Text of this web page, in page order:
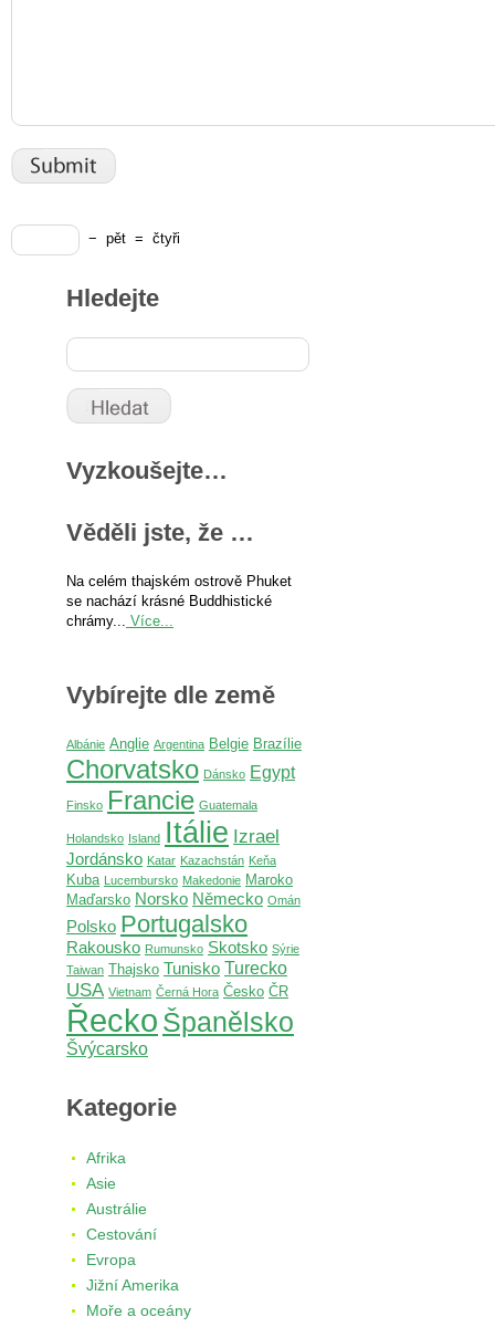
− pět = čtyři
Hledejte
Vyzkoušejte…
Věděli jste, že …
Na celém thajském ostrově Phuket
se nachází krásné Buddhistické
chrámy...
Více...
Vybírejte dle země
Albánie Anglie Argentina Belgie Brazílie
Chorvatsko Dánsko Egypt
Finsko Francie Guatemala
Holandsko Island Itálie Izrael
Jordánsko Katar Kazachstán Keňa
Kuba Lucembursko Makedonie Maroko
Maďarsko Norsko Německo Omán
Polsko Portugalsko
Rakousko Rumunsko Skotsko Sýrie
Taiwan Thajsko Tunisko Turecko
USA Vietnam Černá Hora Česko ČR
Řecko Španělsko
Švýcarsko
Kategorie
Afrika
Asie
Austrálie
Cestování
Evropa
Jižní Amerika
Moře a oceány